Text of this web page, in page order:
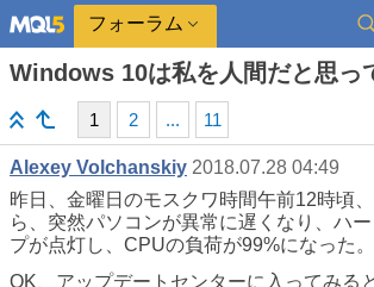
フォーラム
Windows 10は私を人間だと思っ
1 2 ... 11
Alexey Volchanskiy 2018.07.28 04:49
昨日、金曜日のモスクワ時間午前12時頃
ら、突然パソコンが異常に遅くなり、ハ
プが点灯し、CPUの負荷が99%になった。
OK、アップデートセンターに入ってみる